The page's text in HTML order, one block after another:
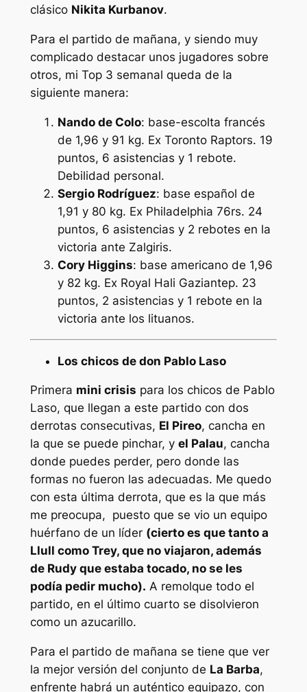
clásico Nikita Kurbanov.
Para el partido de mañana, y siendo muy
complicado destacar unos jugadores sobre
otros, mi Top 3 semanal queda de la
siguiente manera:
Nando de Colo: base-escolta francés
de 1,96 y 91 kg. Ex Toronto Raptors. 19
puntos, 6 asistencias y 1 rebote.
Debilidad personal.
Sergio Rodríguez: base español de
1,91 y 80 kg. Ex Philadelphia 76rs. 24
puntos, 6 asistencias y 2 rebotes en la
victoria ante Zalgiris.
Cory Higgins: base americano de 1,96
y 82 kg. Ex Royal Hali Gaziantep. 23
puntos, 2 asistencias y 1 rebote en la
victoria ante los lituanos.
Los chicos de don Pablo Laso
Primera mini crisis para los chicos de Pablo
Laso, que llegan a este partido con dos
derrotas consecutivas, El Pireo, cancha en
la que se puede pinchar, y el Palau, cancha
donde puedes perder, pero donde las
formas no fueron las adecuadas. Me quedo
con esta última derrota, que es la que más
me preocupa, puesto que se vio un equipo
huérfano de un líder (cierto es que tanto a
Llull como Trey, que no viajaron, además
de Rudy que estaba tocado, no se les
podía pedir mucho). A remolque todo el
partido, en el último cuarto se disolvieron
como un azucarillo.
Para el partido de mañana se tiene que ver
la mejor versión del conjunto de La Barba,
enfrente habrá un auténtico equipazo, con